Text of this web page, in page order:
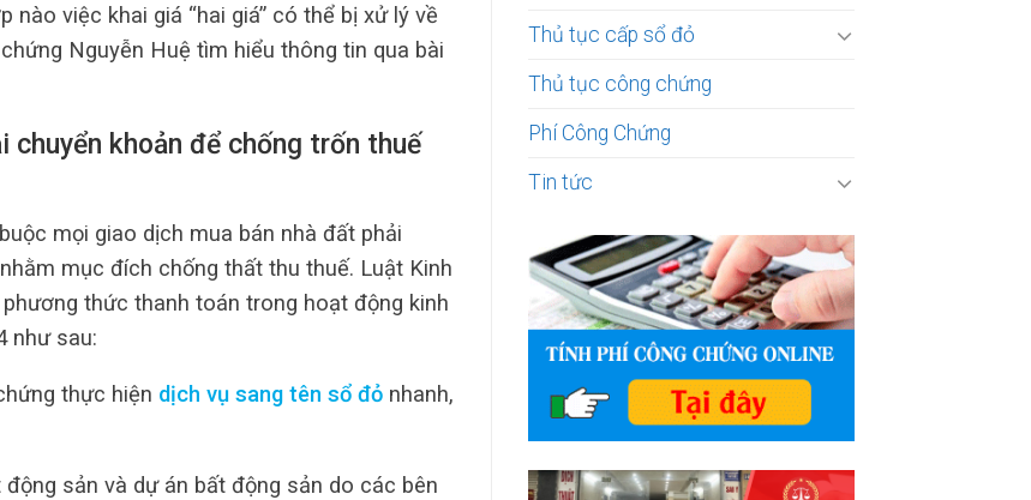
việc khai giá “hai giá” có thể bị xử lý về
Nguyễn Huệ tìm hiểu thông tin qua bài
chuyển khoản để chống trốn thuế
mọi giao dịch mua bán nhà đất phải
mục đích chống thất thu thuế. Luật Kinh
thức thanh toán trong hoạt động kinh
như sau:
thực hiện dịch vụ sang tên sổ đỏ nhanh,
sản và dự án bất động sản do các bên
Thủ tục cấp sổ đỏ
Thủ tục công chứng
Phí Công Chứng
Tin tức